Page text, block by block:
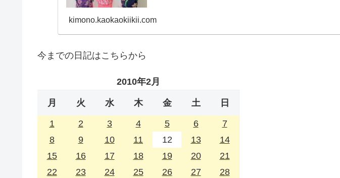
kimono.kaokaokiikii.com
今までの日記はこちらから
2010年2月
月 火 水 木 金 土 日
1 2 3 4 5 6
7
8
9 10 11 12 13
14
15
16 17 18 19 20
21
22
23 24 25 26 27 28